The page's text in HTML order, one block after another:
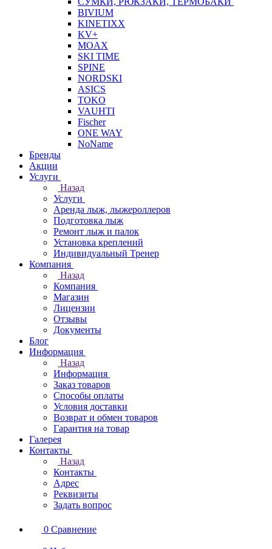
BIVIUM
KINETIXX
KV+
MOAX
SKI TIME
SPINE
NORDSKI
ASICS
TOKO
VAUHTI
Fischer
ONE WAY
NoName
Бренды
Акции
Услуги
Назад
Услуги
Аренда лыж, лыжероллеров
Подготовка лыж
Ремонт лыж и палок
Установка креплений
Индивидуальный Тренер
Компания
Назад
Компания
Магазин
Лицензии
Отзывы
Документы
Блог
Информация
Назад
Информация
Заказ товаров
Способы оплаты
Условия доставки
Возврат и обмен товаров
Гарантия на товар
Галерея
Контакты
Назад
Контакты
Адрес
Реквизиты
Задать вопрос
0 Сравнение